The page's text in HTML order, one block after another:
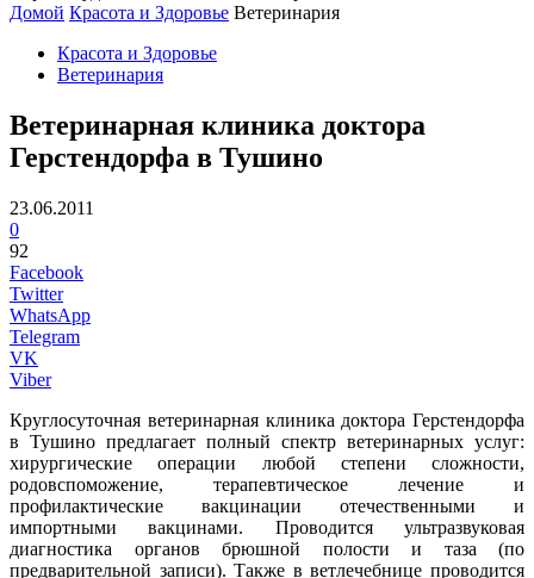
Домой Красота и Здоровье Ветеринария
Красота и Здоровье
Ветеринария
Ветеринарная клиника доктора
Герстендорфа в Тушино
23.06.2011
0
92
Facebook
Twitter
WhatsApp
Telegram
VK
Viber
Круглосуточная ветеринарная клиника доктора Герстендорфа
в Тушино предлагает полный спектр ветеринарных услуг:
хирургические операции любой степени сложности,
родовспоможение, терапевтическое лечение и
профилактические вакцинации отечественными и
импортными вакцинами. Проводится ультразвуковая
диагностика органов брюшной полости и таза (по
предварительной записи). Также в ветлечебнице проводится